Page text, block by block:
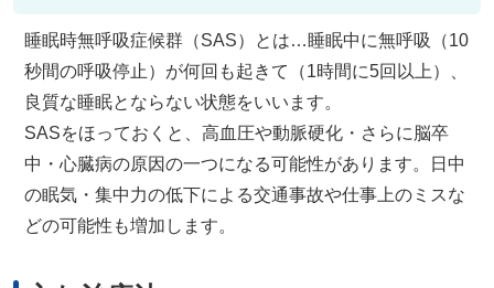
睡眠時無呼吸症候群（SAS）とは…睡眠中に無呼吸（10
秒間の呼吸停止）が何回も起きて（1時間に5回以上）、
良質な睡眠とならない状態をいいます。
SASをほっておくと、高血圧や動脈硬化・さらに脳卒
中・心臓病の原因の一つになる可能性があります。日中
の眠気・集中力の低下による交通事故や仕事上のミスな
どの可能性も増加します。